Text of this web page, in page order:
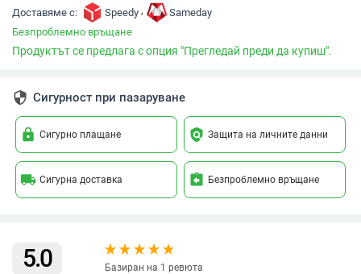
Доставяме с: Speedy ,
Sameday
Безпроблемно връщане
Продуктът се предлага с опция "Прегледай преди да купиш".
security Сигурност при пазаруване
lock Сигурно плащане policy Защита на личните данни
local_shipping Сигурна доставка assignment_return Безпроблемно връщане
5.0 Базиран на 1 ревюта